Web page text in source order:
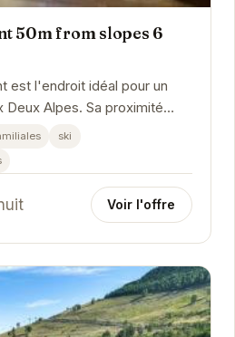
50m from slopes 6
est l'endroit idéal pour un
Deux Alpes. Sa proximité
en fait un choix parfait...
ski
Voir l'offre